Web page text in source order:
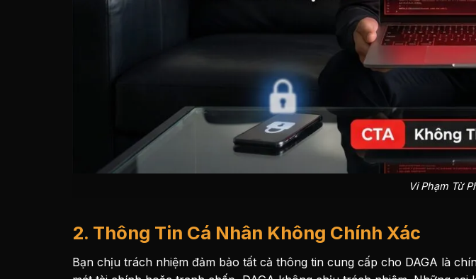
Vi Phạm Từ
2. Thông Tin Cá Nhân Không Chính Xác
Bạn chịu trách nhiệm đảm bảo tất cả thông tin cung cấp cho DAGA là